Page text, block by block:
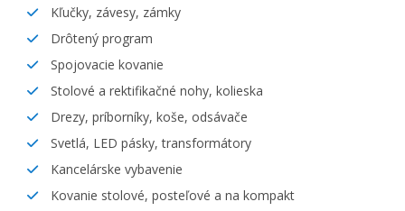
Kľučky, závesy, zámky
Drôtený program
Spojovacie kovanie
Stolové a rektifikačné nohy, kolieska
Drezy, príborníky, koše, odsávače
Svetlá, LED pásky, transformátory
Kancelárske vybavenie
Kovanie stolové, posteľové a na kompakt